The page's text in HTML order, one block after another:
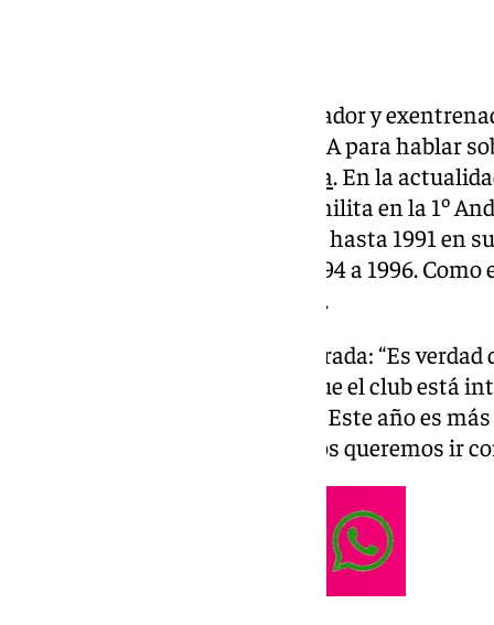
Juan Carlos Añón, mítico exjugador y
el programa Benalmádena SUDA para hablar
actualidad del Málaga. En la
Atlético Benamiel, equipo que milita en la 1º
estuvo desde la temporada 1981 hasta 1991 en
luego volvió para estar desde 1994 a 1996.
entidad desde 2002 hasta 2007.
Opinión del Málaga esta temporada: “Es
transición. Hay que entender que el club está
dan tienen que ser autorizados. Este año es
lo que pasa que en el fútbol todos queremos ir